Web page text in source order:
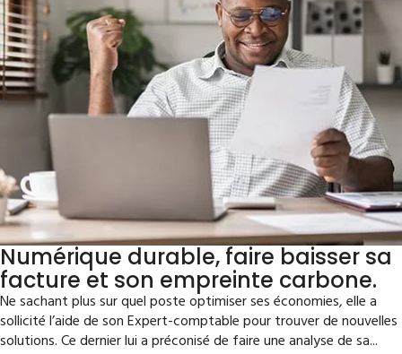
Numérique durable, faire baisser sa
facture et son empreinte carbone.
Ne sachant plus sur quel poste optimiser ses économies, elle a
sollicité l’aide de son Expert-comptable pour trouver de nouvelles
solutions. Ce dernier lui a préconisé de faire une analyse de sa...